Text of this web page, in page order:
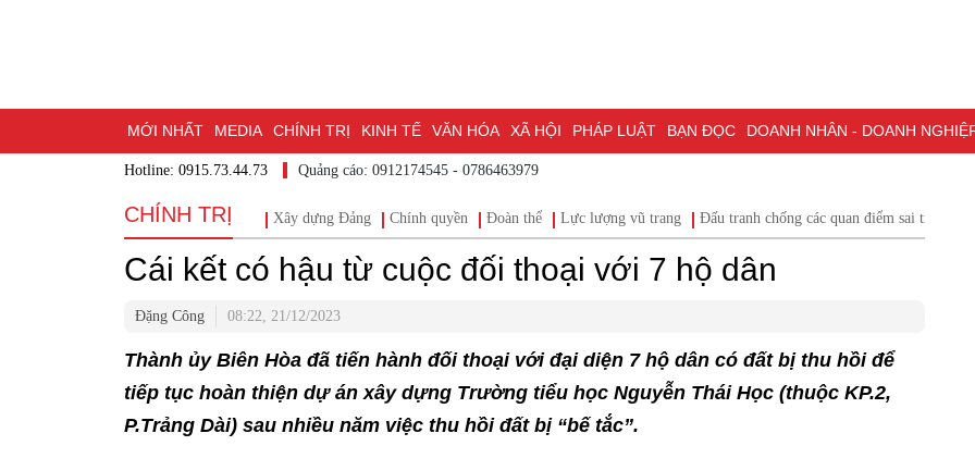
MỚI NHẤT MEDIA CHÍNH TRỊ KINH TẾ VĂN HÓA XÃ HỘI PHÁP LUẬT BẠN ĐỌC DOANH NHÂN - DOANH NGHIỆP
DU LỊCH - ẨM THỰC CHUYỂN ĐỔI SỐ THỂ THAO ĐỒNG NAI & NGHỊ QUYẾT 57
BẠN CẦN BIẾT CHẠM 95 - KHÁM PHÁ ĐỒNG NAI ĐẠI HỘI ĐẠI BIỂU TOÀN QUỐC LẦN THỨ XIV CỦA ĐẢNG ĐỢT THI ĐUA ĐẶC
NHỊP CẦU NHÂN ÁI THÀNH PHỐ ĐỒNG NAI
Hotline: 0915.73.44.73 Quảng cáo: 0912174545 - 0786463979
CHÍNH TRỊ
Xây dựng Đảng Chính quyền Đoàn thể Lực lượng vũ trang Đấu tranh chống các quan điểm sai trái
Cái kết có hậu từ cuộc đối thoại với 7 hộ dân
Đặng Công 08:22, 21/12/2023
Thành ủy Biên Hòa đã tiến hành đối thoại với đại diện 7 hộ dân có đất bị thu hồi để
tiếp tục hoàn thiện dự án xây dựng Trường tiểu học Nguyễn Thái Học (thuộc KP.2,
P.Trảng Dài) sau nhiều năm việc thu hồi đất bị “bế tắc”.